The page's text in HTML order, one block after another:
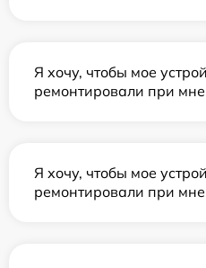
Я хочу, чтобы мое
ремонтировали при
Я хочу, чтобы мое
ремонтировали при